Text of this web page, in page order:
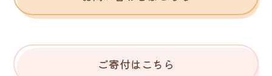
ご寄付はこちら